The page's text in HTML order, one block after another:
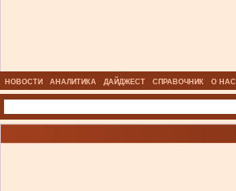
НОВОСТИ АНАЛИТИКА ДАЙДЖЕСТ СПРАВОЧНИК О НАС